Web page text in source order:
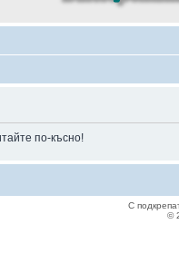
по-късно!
С
©